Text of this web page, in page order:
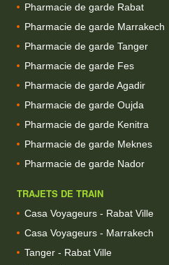
Pharmacie de garde Rabat
Pharmacie de garde Marrakech
Pharmacie de garde Tanger
Pharmacie de garde Fes
Pharmacie de garde Agadir
Pharmacie de garde Oujda
Pharmacie de garde Kenitra
Pharmacie de garde Meknes
Pharmacie de garde Nador
TRAJETS DE TRAIN
Casa Voyageurs - Rabat Ville
Casa Voyageurs - Marrakech
Tanger - Rabat Ville